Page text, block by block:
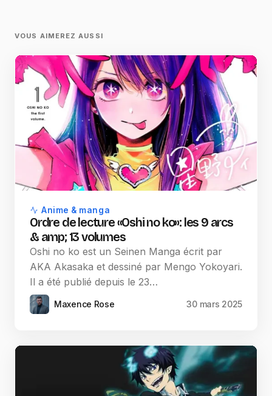
VOUS AIMEREZ AUSSI
Anime & manga
Ordre de lecture «Oshi no ko»: les 9 arcs
& amp; 13 volumes
Oshi no ko est un Seinen Manga écrit par
AKA Akasaka et dessiné par Mengo Yokoyari.
Il a été publié depuis le 23…
Maxence Rose 30 mars 2025